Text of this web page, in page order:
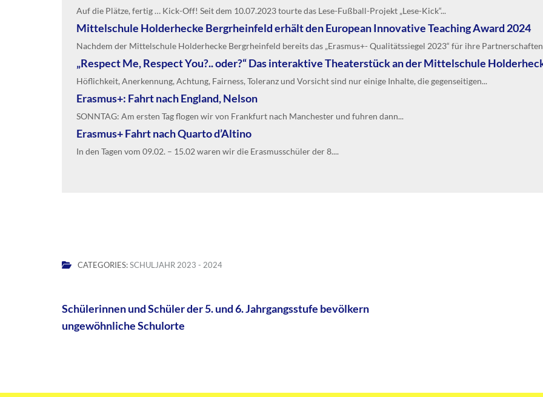
Auf die Plätze, fertig … Kick-Off! Seit dem 10.07.2023 tourte das Lese-Fußball-Projekt „Lese-Kick“...
Mittelschule Holderhecke Bergrheinfeld erhält den European Innovative Teaching Award 2024
Nachdem der Mittelschule Holderhecke Bergrheinfeld bereits das „Erasmus+- Qualitätssiegel 2023“ für ihre
„Respect Me, Respect You?.. oder?“ Das interaktive Theaterstück an der Mittelschule
Höflichkeit, Anerkennung, Achtung, Fairness, Toleranz und Vorsicht sind nur einige Inhalte, die gegenseitigen...
Erasmus+: Fahrt nach England, Nelson
SONNTAG: Am ersten Tag flogen wir von Frankfurt nach Manchester und fuhren dann...
Erasmus+ Fahrt nach Quarto d’Altino
In den Tagen vom 09.02. – 15.02 waren wir die Erasmusschüler der 8....
CATEGORIES:SCHULJAHR 2023 - 2024
Beitragsnavigation
Schülerinnen und Schüler der 5. und 6. Jahrgangsstufe bevölkern
ungewöhnliche Schulorte